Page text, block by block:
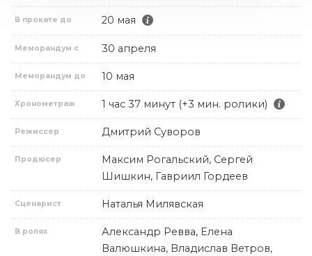
В прокате до 20 мая
Меморандум с 30 апреля
Меморандум до 10 мая
Хронометраж 1 час 37 минут (+3 мин. ролики)
Режиссер Дмитрий Суворов
Продюсер
Максим Рогальский, Сергей
Шишкин, Гавриил Гордеев
Сценарист Наталья Милявская
В ролях
Александр Ревва, Елена
Валюшкина, Владислав Ветров,